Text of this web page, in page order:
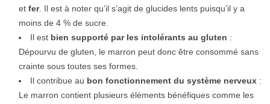
et fer. Il est à noter qu’il s’agit de glucides lents puisqu’il y a
moins de 4 % de sucre.
Il est bien supporté par les intolérants au gluten :
Dépourvu de gluten, le marron peut donc être consommé sans
crainte sous toutes ses formes.
Il contribue au bon fonctionnement du système nerveux :
Le marron contient plusieurs éléments bénéfiques comme les